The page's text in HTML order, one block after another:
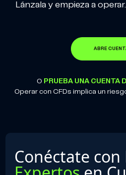
Lánzala y empieza a operar.
ABRE
O PRUEBA UNA CUENTA
Operar con CFDs implica un
Conéctate